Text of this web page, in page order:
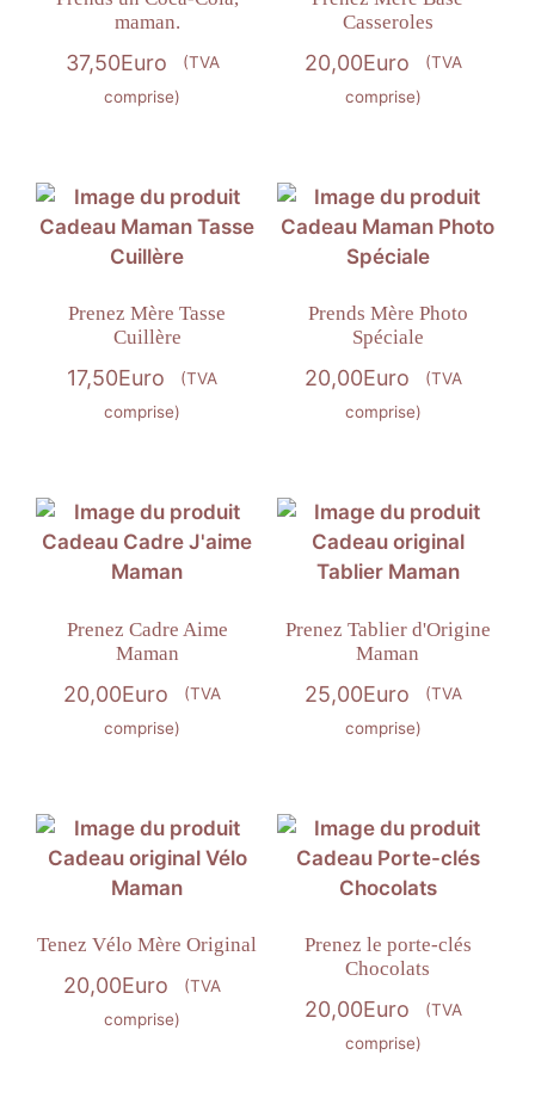
maman.
37,50Euro
(TVA
comprise)
Casseroles
20,00Euro
(TVA
comprise)
Prenez Mère Tasse
Cuillère
17,50Euro
(TVA
comprise)
Prends Mère Photo
Spéciale
20,00Euro
(TVA
comprise)
Prenez Cadre Aime
Maman
20,00Euro
(TVA
comprise)
Prenez Tablier d'Origine
Maman
25,00Euro
(TVA
comprise)
Tenez Vélo Mère Original
20,00Euro
(TVA
comprise)
Prenez le porte-clés
Chocolats
20,00Euro
(TVA
comprise)